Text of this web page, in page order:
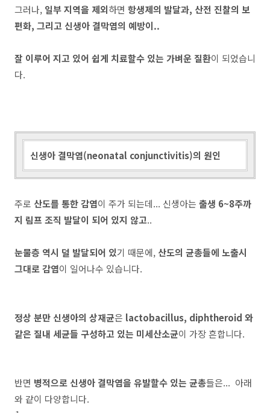
그러나, 일부 지역을 제외하면 항생제의 발달과, 산전 진찰의 보
편화, 그리고 신생아 결막염의 예방이..
잘 이루어 지고 있어 쉽게 치료할수 있는 가벼운 질환이 되었습니
다.
신생아 결막염(neonatal conjunctivitis)의 원인
주로 산도를 통한 감염이 주가 되는데... 신생아는 출생 6~8주까
지 림프 조직 발달이 되어 있지 않고..
눈물층 역시 덜 발달되어 있기 때문에, 산도의 균총들에 노출시
그대로 감염이 일어나수 있습니다.
정상 분만 신생아의 상재균은 lactobacillus, diphtheroid 와
같은 질내 세균들 구성하고 있는 미세산소균이 가장 흔합니다.
반면 병적으로 신생아 결막염을 유발할수 있는 균총들은... 아래
와 같이 다양합니다.